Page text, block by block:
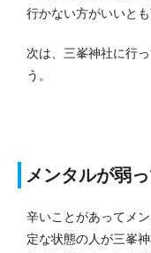
行かない方がいいとも
次は、三峯神社に行
う。
メンタルが弱
辛いことがあってメ
定な状態の人が三峯